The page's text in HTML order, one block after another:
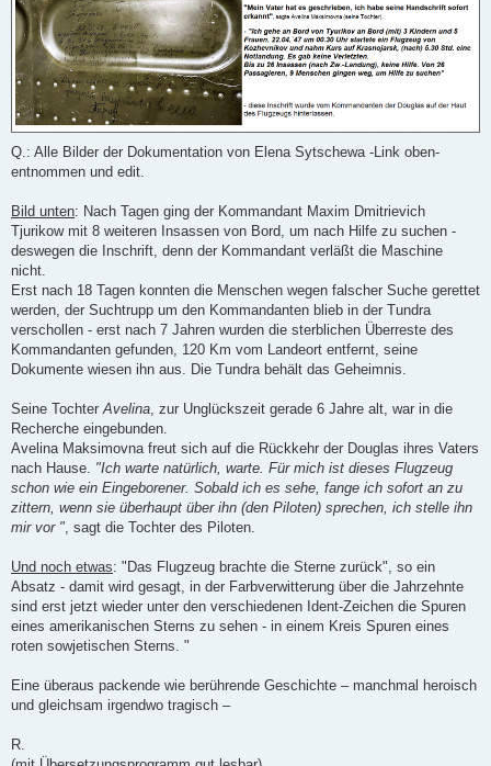
Q.: Alle Bilder der Dokumentation von Elena Sytschewa -Link oben-
entnommen und edit.
Bild unten: Nach Tagen ging der Kommandant Maxim Dmitrievich
Tjurikow mit 8 weiteren Insassen von Bord, um nach Hilfe zu suchen -
deswegen die Inschrift, denn der Kommandant verläßt die Maschine
nicht.
Erst nach 18 Tagen konnten die Menschen wegen falscher Suche gerettet
werden, der Suchtrupp um den Kommandanten blieb in der Tundra
verschollen - erst nach 7 Jahren wurden die sterblichen Überreste des
Kommandanten gefunden, 120 Km vom Landeort entfernt, seine
Dokumente wiesen ihn aus. Die Tundra behält das Geheimnis.
Seine TochterAvelina, zur Unglückszeit gerade 6 Jahre alt, war in die
Recherche eingebunden.
Avelina Maksimovna freut sich auf die Rückkehr der Douglas ihres Vaters
nach Hause. "Ich warte natürlich, warte. Für mich ist dieses Flugzeug
schon wie ein Eingeborener. Sobald ich es sehe, fange ich sofort an zu
zittern, wenn sie überhaupt über ihn (den Piloten) sprechen, ich stelle ihn
mir vor ", sagt die Tochter des Piloten.
Und noch etwas: "Das Flugzeug brachte die Sterne zurück", so ein
Absatz - damit wird gesagt, in der Farbverwitterung über die Jahrzehnte
sind erst jetzt wieder unter den verschiedenen Ident-Zeichen die Spuren
eines amerikanischen Sterns zu sehen - in einem Kreis Spuren eines
roten sowjetischen Sterns. "
Eine überaus packende wie berührende Geschichte – manchmal heroisch
und gleichsam irgendwo tragisch –
R.